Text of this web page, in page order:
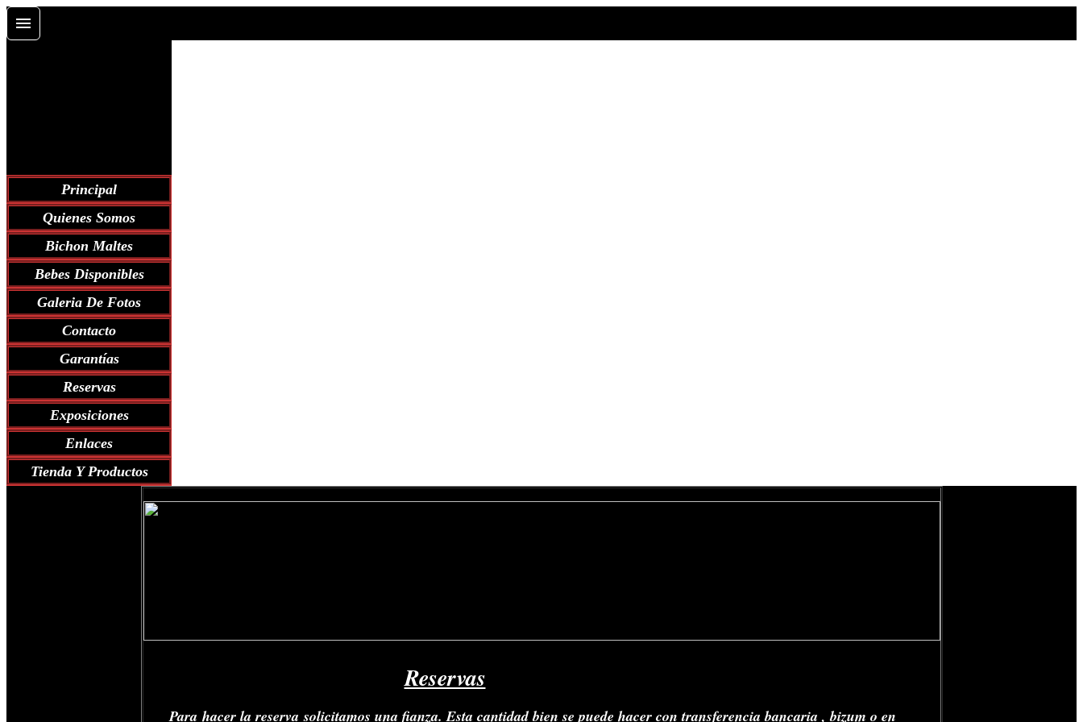
Principal
Quienes Somos
Bichon Maltes
Bebes Disponibles
Galeria De Fotos
Contacto
Garantías
Reservas
Exposiciones
Enlaces
Tienda Y Productos
Reservas
Para hacer la reserva solicitamos una fianza. Esta cantidad bien se puede hacer con transferencia bancaria , bizum o en